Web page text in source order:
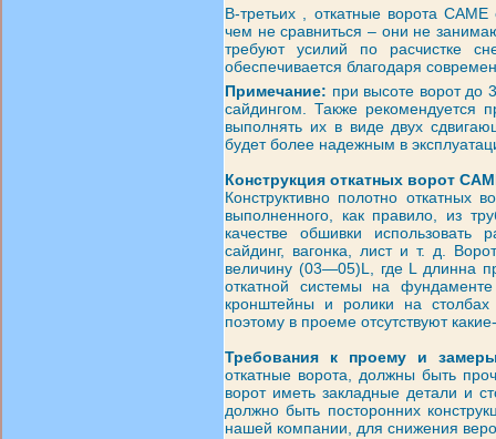
В-третьих , откатные ворота
чем не сравниться – они не
требуют усилий по расчистке
обеспечивается благодаря
Примечание: при высоте ворот
сайдингом. Также рекомендуется
выполнять их в виде двух
будет более надежным в
Конструкция откатных ворот
Конструктивно полотно откатных
выполненного, как правило, из
качестве обшивки использовать
сайдинг, вагонка, лист и т. д.
величину (03—05)L, где L длинна
откатной системы на
кронштейны и ролики на столбах
поэтому в проеме отсутствуют
Требования к проему и
откатные ворота, должны быть
ворот иметь закладные детали и
должно быть посторонних
нашей компании, для снижения